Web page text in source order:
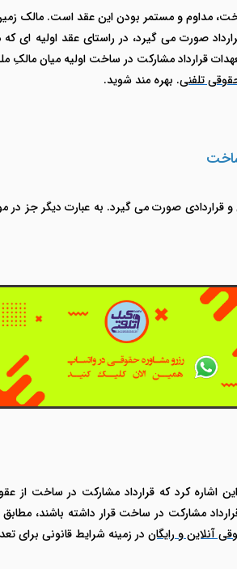
مداوم و مستمر بودن این عقد است. مالک زمین
صورت می گیرد، در راستای عقد اولیه ای
قرارداد مشارکت در ساخت اولیه میان
تلفنی. بهره مند شوید.
قراردادی صورت می گیرد. به عبارت دیگر جز در
کرد که قرارداد مشارکت در ساخت از
مشارکت در ساخت قرار داشته باشند،
آنلاین و رایگان در زمینه شرایط قانونی برای